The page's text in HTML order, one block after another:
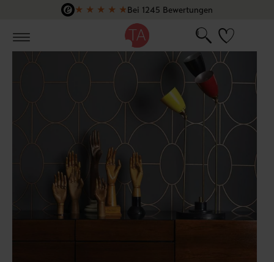
Zum Hauptinhalt springen
★ ★ ★ ★ ★Bei 1245 Bewertungen